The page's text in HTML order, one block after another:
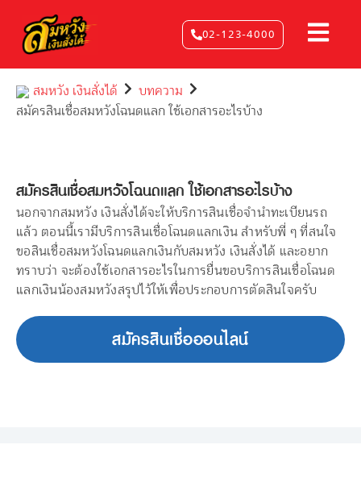
content
02-123-4000
สมหวัง เงินสั่งได้
บทความ
สมัครสินเชื่อสมหวังโฉนดแลก ใช้เอกสารอะไรบ้าง
สมัครสินเชื่อสมหวังโฉนดแลก ใช้เอกสารอะไรบ้าง
นอกจากสมหวัง เงินสั่งได้จะให้บริการสินเชื่อจำนำทะเบียนรถ
แล้ว ตอนนี้เรามีบริการสินเชื่อโฉนดแลกเงิน สำหรับพี่ ๆ ที่สนใจ
ขอสินเชื่อสมหวังโฉนดแลกเงินกับสมหวัง เงินสั่งได้ และอยาก
ทราบว่า จะต้องใช้เอกสารอะไรในการยื่นขอบริการสินเชื่อโฉนด
แลกเงินน้องสมหวังสรุปไว้ให้เพื่อประกอบการตัดสินใจครับ
สมัครสินเชื่อออนไลน์